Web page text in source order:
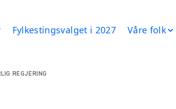
Fylkestingsvalget i 2027 Våre folk
REGJERING